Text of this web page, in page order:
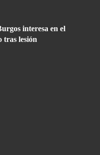
interesa en el
tras lesión